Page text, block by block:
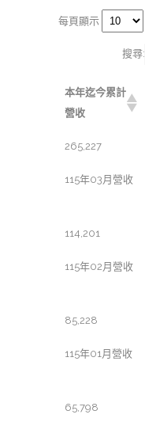
每頁顯示
搜尋:
本年迄今累計
營收
265,227
115年03月營收
114,201
115年02月營收
85,228
115年01月營收
65,798